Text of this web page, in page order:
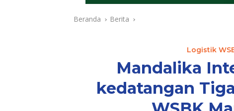
Beranda Berita
Logistik
Mandalika
kedatangan